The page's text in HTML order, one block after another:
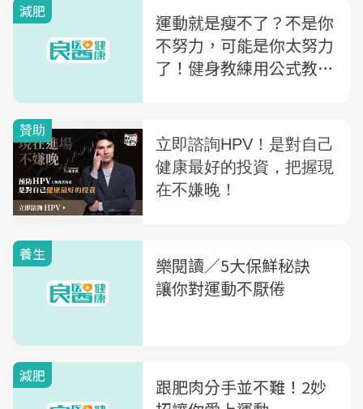
減肥
運動就是瘦不了？不是你
不努力，可能是你太努力
了！健身教練用公式教你
養生
樂閱讀／5大保鮮秘訣
讓你對運動不厭倦
減肥
跟肥肉分手並不難！2妙